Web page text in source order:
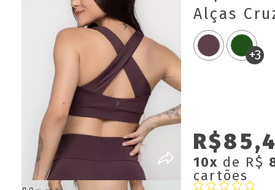
+3
Alças
Move
10x de R$
cartões